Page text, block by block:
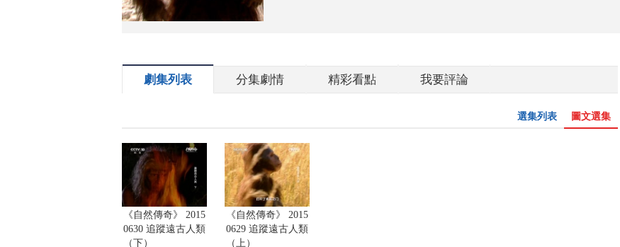
劇集列表 分集劇情 精彩看點 我要評論
圖文選集
選集列表
《自然傳奇》 2015
0630 追蹤遠古人類
（下）
《自然傳奇》 2015
0629 追蹤遠古人類
（上）